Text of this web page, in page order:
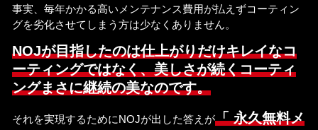
事実、毎年かかる高いメンテナンス費用が払えずコーティン
グを劣化させてしまう方は少なくありません。
NOJが目指したのは仕上がりだけキレイなコ
ーティングではなく、美しさが続くコーティ
ングまさに継続の美なのです。
それを実現するためにNOJが出した答えが「 永久無料メ